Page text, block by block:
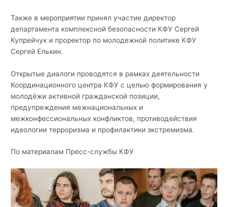
Также в мероприятии принял участие директор
департамента комплексной безопасности КФУ Сергей
Купрейчук и проректор по молодежной политике КФУ
Сергей Елькин.
Открытые диалоги проводятся в рамках деятельности
Координационного центра КФУ с целью формирования у
молодёжи активной гражданской позиции,
предупреждения межнациональных и
межконфессиональных конфликтов, противодействия
идеологии терроризма и профилактики экстремизма.
По материалам Пресс-службы КФУ